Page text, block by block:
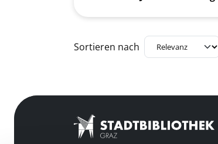
Zu den Suchfiltern springen
Sortieren nach